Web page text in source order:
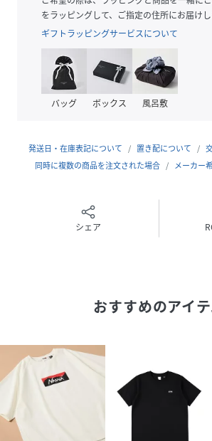
更に、胸にはポケットを配置し、そこに
ＧＡのロゴを刺繍しています。
グランドパークのレディースでは初めて
ツなので、特別感を詰め込んだ1枚です。
います。
糸を紡績する工程で水を一切使用しない
主にシュラフ（寝袋）やジャケット・パ
様の背景を考え、手間がかかっても、ベ
術で縫製しています。
＊裾ドローコード仕様
をラッピングして、ご指定の住所にお届けし
ギフトラッピングサービスについて
バッグ ボックス 風呂敷
発送日・在庫表記について 置き配について
同時に複数の商品を注文された場合
メーカー
シェア
おすすめのアイ